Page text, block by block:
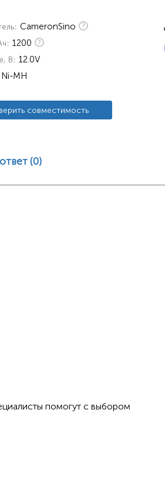
CameronSino
1200
В 12.0V
Ni-MH
совместимость
(0)
помогут с выбором